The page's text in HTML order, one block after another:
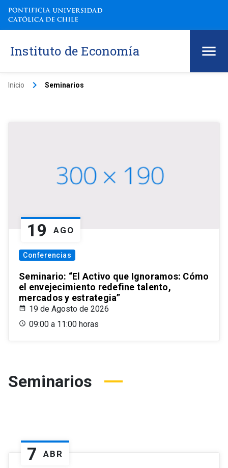
Instituto de Economía
Inicio keyboard_arrow_right Seminarios
19 AGO
Conferencias
Seminario: “El Activo que Ignoramos: Cómo
el envejecimiento redefine talento,
mercados y estrategia”
19 de Agosto de 2026
09:00 a 11:00 horas
Seminarios
7 ABR